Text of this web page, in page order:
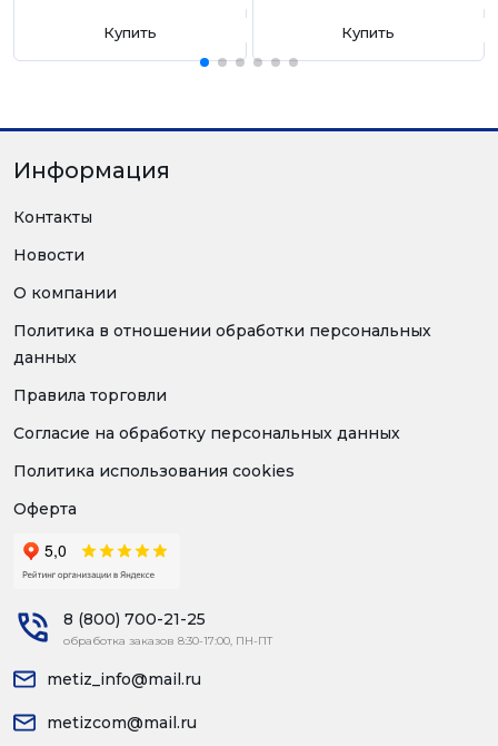
Купить Купить
Информация
Контакты
Новости
О компании
Политика в отношении обработки персональных
данных
Правила торговли
Согласие на обработку персональных данных
Политика использования cookies
Оферта
8 (800) 700-21-25
обработка заказов 8:30-17:00, ПН-ПТ
metiz_info@mail.ru
metizcom@mail.ru